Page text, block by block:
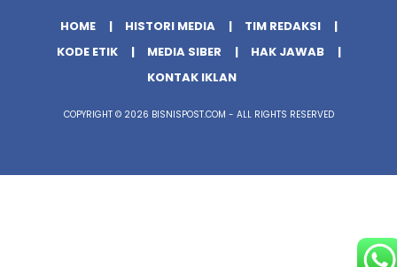
HOME HISTORI MEDIA
TIM REDAKSI
KODE ETIK
MEDIA SIBER
HAK JAWAB
KONTAK IKLAN
COPYRIGHT © 2026 BISNISPOST.COM - ALL RIGHTS RESERVED